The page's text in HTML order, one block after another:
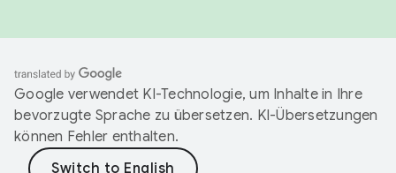
Google verwendet KI-Technologie, um Inhalte in Ihre
bevorzugte Sprache zu übersetzen. KI-Übersetzungen
können Fehler enthalten.